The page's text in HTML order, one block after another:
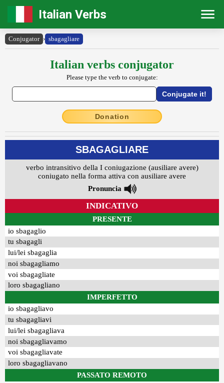
Italian Verbs
Conjugator › sbagagliare
Italian verbs conjugator
Please type the verb to conjugate:
Donation
SBAGAGLIARE
verbo intransitivo della I coniugazione (ausiliare avere)
coniugato nella forma attiva con ausiliare avere
Pronuncia
INDICATIVO
PRESENTE
io sbagaglio
tu sbagagli
lui/lei sbagaglia
noi sbagagliamo
voi sbagagliate
loro sbagagliano
IMPERFETTO
io sbagagliavo
tu sbagagliavi
lui/lei sbagagliava
noi sbagagliavamo
voi sbagagliavate
loro sbagagliavano
PASSATO REMOTO